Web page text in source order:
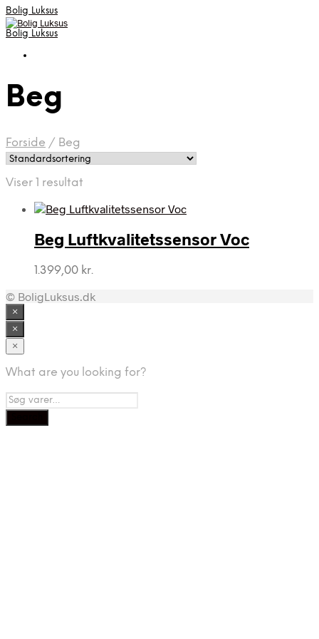
Bolig Luksus
Bolig Luksus
Beg
Forside / Beg
Viser 1 resultat
Beg Luftkvalitetssensor Voc
1.399,00 kr.
© BoligLuksus.dk
×
×
×
What are you looking for?